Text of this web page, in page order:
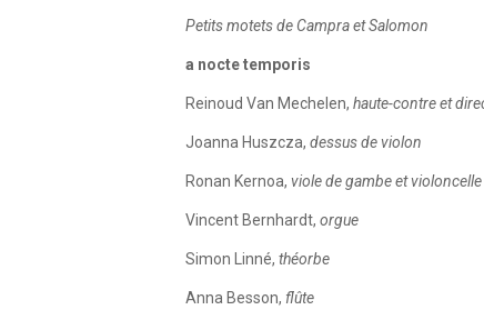
Petits motets de Campra et Salomon
a nocte temporis
Reinoud Van Mechelen, haute-contre et
Joanna Huszcza, dessus de violon
Ronan Kernoa, viole de gambe et violoncelle
Vincent Bernhardt, orgue
Simon Linné, théorbe
Anna Besson, flûte